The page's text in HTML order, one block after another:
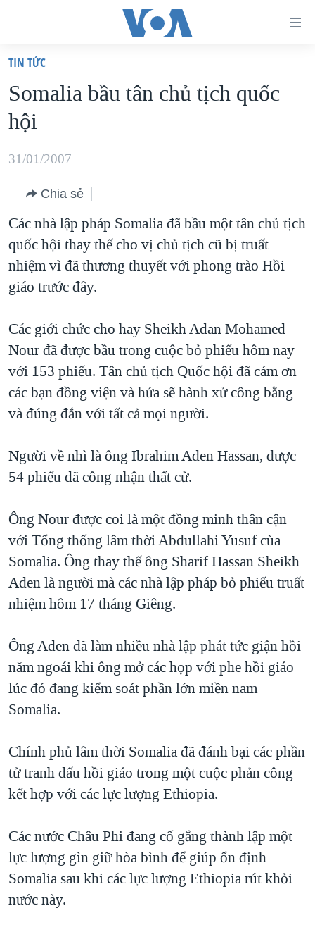
truy
cập
Tới
dung
chính
điều
hướng
chính
Đi
"Tìm"
VIỆT NAM
HOA KỲ
BIỂN ĐÔNG
BLOG
DIỄN ĐÀN
MỤC
TỰ DO BÁO CHÍ
NGƯỜI VIỆT HẢI NGOẠI
ĐỜI SỐNG
KINH TẾ
KHOA HỌC
VĂN HOÁ
THỂ THAO
CHUYÊN ĐỀ
HÀNH TRÌNH BẦU CỬ 2024
MỘT NĂM CHIẾN TRANH TẠI DẢI GAZA
GIẢI MÃ VÀNH ĐAI & CON ĐƯỜNG
NGÀY TỊ NẠN THẾ GIỚI
GROUND ZERO – XƯA VÀ NAY
CÁC GIÁ TRỊ CỘNG HÒA Ở VIỆT NAM
THƯỢNG ĐỈNH TRUMP-KIM TẠI VIỆT NAM
TRỊNH VĨNH BÌNH VS. CHÍNH PHỦ VIỆT NAM
NGƯ DÂN VIỆT VÀ LÀN SÓNG TRỘM HẢI SÂM
QUAN HỆ VIỆT MỸ
VIDEO
NGHE
MẠNG XÃ HỘI
Ngôn ngữ khác
TIN TỨC
Somalia bầu tân chủ tịch quốc
hội
31/01/2007
Chia sẻ
Các nhà lập pháp Somalia đã bầu một tân chủ tịch
quốc hội thay thế cho vị chủ tịch cũ bị truất
nhiệm vì đã thương thuyết với phong trào Hồi
giáo trước đây.
Các giới chức cho hay Sheikh Adan Mohamed
Nour đã được bầu trong cuộc bỏ phiếu hôm nay
với 153 phiếu. Tân chủ tịch Quốc hội đã cám ơn
các bạn đồng viện và hứa sẽ hành xử công bằng
và đúng đắn với tất cả mọi người.
Người về nhì là ông Ibrahim Aden Hassan, được
54 phiếu đã công nhận thất cử.
Ông Nour được coi là một đồng minh thân cận
với Tổng thống lâm thời Abdullahi Yusuf cùa
Somalia. Ông thay thế ông Sharif Hassan Sheikh
Aden là người mà các nhà lập pháp bỏ phiếu truất
nhiệm hôm 17 tháng Giêng.
Ông Aden đã làm nhiều nhà lập phát tức giận hồi
năm ngoái khi ông mở các họp với phe hồi giáo
lúc đó đang kiểm soát phần lớn miền nam
Somalia.
Chính phủ lâm thời Somalia đã đánh bại các phần
tử tranh đấu hồi giáo trong một cuộc phản công
kết hợp với các lực lượng Ethiopia.
Các nước Châu Phi đang cố gắng thành lập một
lực lượng gìn giữ hòa bình để giúp ổn định
Somalia sau khi các lực lượng Ethiopia rút khỏi
nước này.